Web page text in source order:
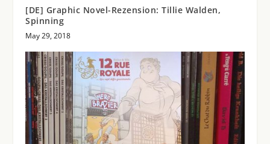
[DE] Graphic Novel-Rezension: Tillie Walden,
Spinning
May 29, 2018